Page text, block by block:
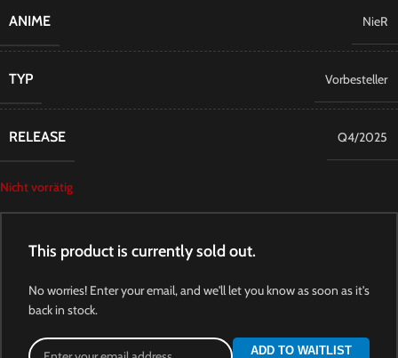
ANIME NieR
TYP Vorbesteller
RELEASE Q4/2025
Nicht vorrätig
This product is currently sold out.
No worries! Enter your email, and we'll let you know as soon as it's
back in stock.
ADD TO WAITLIST